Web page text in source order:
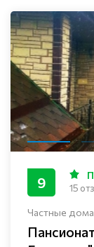
Частные
9 15